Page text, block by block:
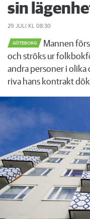
sin
29 JULI KL 08:30
GÖTEBORG
Mannen
och ströks ur
andra personer i olika
riva hans kontrakt